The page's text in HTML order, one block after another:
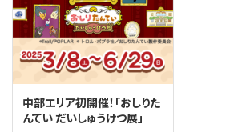
中部エリア初開催！「おしりた
んてい だいしゅうけつ展」